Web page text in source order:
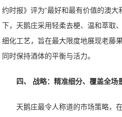
约时报》评为“最好和最有价值的澳大
下，天鹅庄采用轻柔去梗、温和萃取
细化工艺，旨在最大限度地展现老藤
同时保持酒体的平衡与活力。
四、 战略：精准细分、覆盖全场
天鹅庄最令人称道的市场策略，